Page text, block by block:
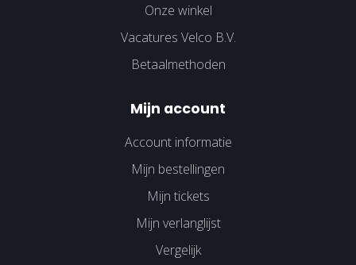
Onze winkel
Vacatures Velco B.V.
Betaalmethoden
Mijn account
Account informatie
Mijn bestellingen
Mijn tickets
Mijn verlanglijst
Vergelijk